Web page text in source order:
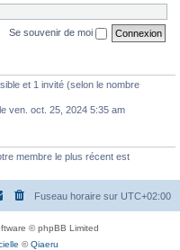
Se souvenir de moi
et 1 invité (selon le nombre
le ven. oct. 25, 2024 5:35 am
membre le plus récent est
Fuseau horaire sur UTC+02:00
© phpBB Limited
©Qiaeru